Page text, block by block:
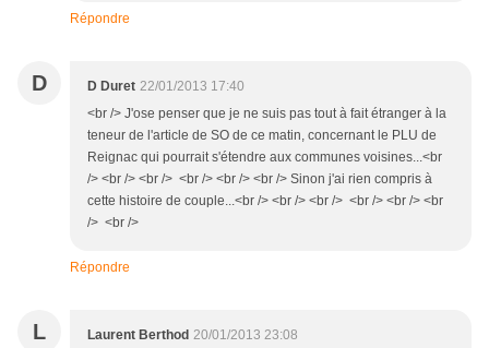
Répondre
D D Duret 22/01/2013 17:40
<br /> J'ose penser que je ne suis pas tout à fait étranger à la
teneur de l'article de SO de ce matin, concernant le PLU de
Reignac qui pourrait s'étendre aux communes voisines...<br
/> <br /> <br /> <br /> <br /> <br /> Sinon j'ai rien compris à
cette histoire de couple...<br /> <br /> <br /> <br /> <br /> <br
/> <br />
Répondre
L Laurent Berthod 20/01/2013 23:08